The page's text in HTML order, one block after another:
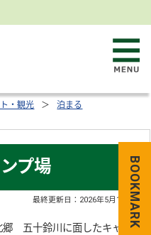
・観光
泊まる
プ場
最終更新日： 2026年5月14日
郷 五十鈴川に面したキャンBOOKMARK